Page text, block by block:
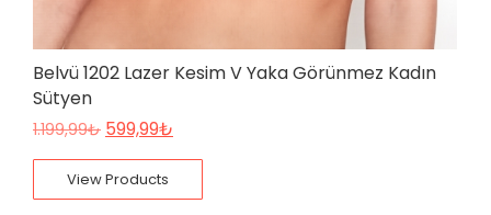
Belvü 1202 Lazer Kesim V Yaka Görünmez Kadın
Sütyen
1.199,99₺ 599,99₺
View Products